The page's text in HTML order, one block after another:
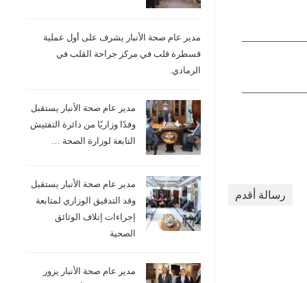
رسالة أقدم
مدير عام صحة الأنبار يشرف على أول عملية
قسطرة قلب في مركز جراحة القلب في
الرمادي.
مدير عام صحة الأنبار يستقبل
وفدًا وزاريًا من دائرة التفتيش
التابعة لوزارة الصحة …
مدير عام صحة الأنبار يستقبل
وفد التدقيق الوزاري لمتابعة
إجراءات إتلاف الوثائق
الصحية
مدير عام صحة الأنبار يزور